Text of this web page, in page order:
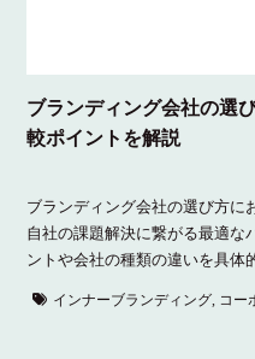
ブランディング会社の選
較ポイントを解説
ブランディング会社の選び方に
自社の課題解決に繋がる最適な
ントや会社の種類の違いを具体
インナーブランディング, コー